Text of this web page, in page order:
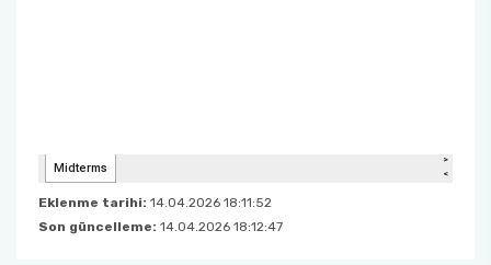
Eklenme tarihi: 14.04.2026 18:11:52
Son güncelleme: 14.04.2026 18:12:47